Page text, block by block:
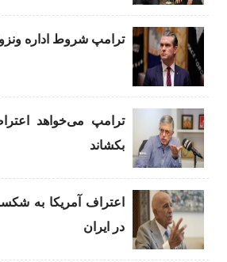
ترامپ شروط اداره
ترامپ می‌خواهد
بکشاند
اعتراف آمریکا به
در ایران